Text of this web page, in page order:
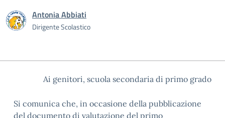
Antonia Abbiati
Dirigente Scolastico
Ai genitori, scuola secondaria di primo grado
Si comunica che, in occasione della pubblicazione
del documento di valutazione del primo